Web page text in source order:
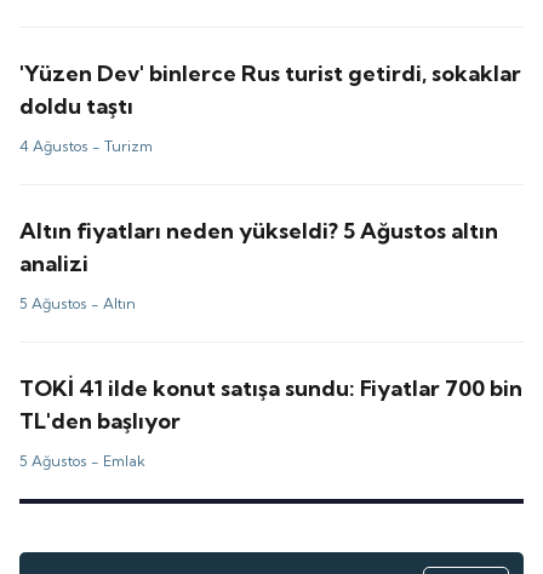
'Yüzen Dev' binlerce Rus turist getirdi, sokaklar
doldu taştı
4 Ağustos -Turizm
Altın fiyatları neden yükseldi? 5 Ağustos altın
analizi
5 Ağustos -Altın
TOKİ 41 ilde konut satışa sundu: Fiyatlar 700 bin
TL'den başlıyor
5 Ağustos - Emlak